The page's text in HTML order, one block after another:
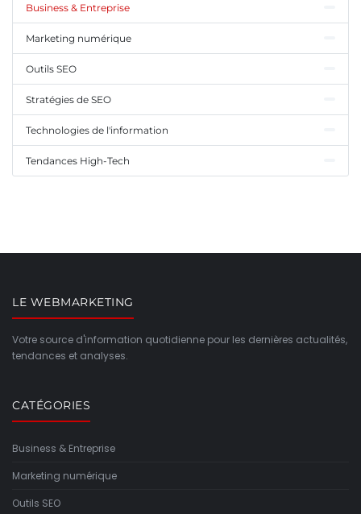
Business & Entreprise
Marketing numérique
Outils SEO
Stratégies de SEO
Technologies de l'information
Tendances High-Tech
LE WEBMARKETING
Votre source d'information quotidienne pour les dernières actualités,
tendances et analyses.
CATÉGORIES
Business & Entreprise
Marketing numérique
Outils SEO